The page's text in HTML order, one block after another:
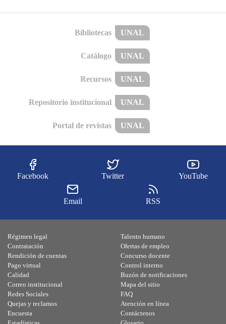
Bibliotecas UNAL
Catálogo UNAL
Recursos UNAL
Repositorio institucional UNAL
Portal de revistas UNAL
Facebook Twitter YouTube
Email RSS
Régimen legal
Contratación
Rendición de cuentas
Pago virtual
Calidad
Talento humano
Ofertas de empleo
Concurso docente
Control interno
Buzón de notificaciones
Correo institucional
Redes Sociales
Quejas y reclamos
Encuesta
Mapa del sitio
FAQ
Atención en línea
Contáctenos